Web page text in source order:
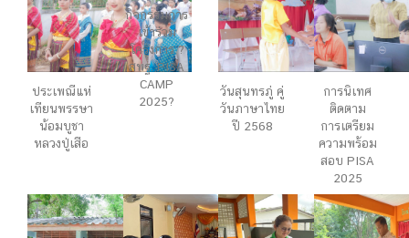
ประเพณีแห่
เทียนพรรษา
น้อมบูชา
หลวงปู่เสือ
กิจกรรมการ
เข้าร่วม
โครงการ ?
สพฐ. PISA
CAMP
2025?
วันสุนทรภู่ คู่
วันภาษาไทย
ปี 2568
การนิเทศ
ติดตาม
การเตรียม
ความพร้อม
สอบ PISA
2025